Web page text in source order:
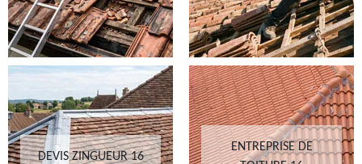
DEVIS ZINGUEUR 16
ENTREPRISE DE